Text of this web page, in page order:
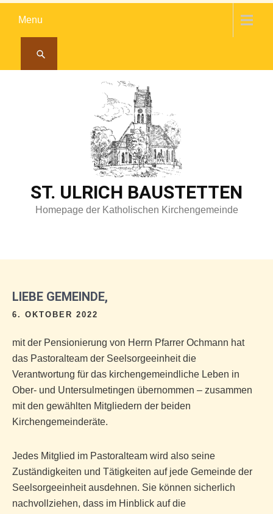
Menu
ST. ULRICH BAUSTETTEN
Homepage der Katholischen Kirchengemeinde
LIEBE GEMEINDE,
6. OKTOBER 2022
mit der Pensionierung von Herrn Pfarrer Ochmann hat
das Pastoralteam der Seelsorgeeinheit die
Verantwortung für das kirchengemeindliche Leben in
Ober- und Untersulmetingen übernommen – zusammen
mit den gewählten Mitgliedern der beiden
Kirchengemeinderäte.
Jedes Mitglied im Pastoralteam wird also seine
Zuständigkeiten und Tätigkeiten auf jede Gemeinde der
Seelsorgeeinheit ausdehnen. Sie können sicherlich
nachvollziehen, dass im Hinblick auf die